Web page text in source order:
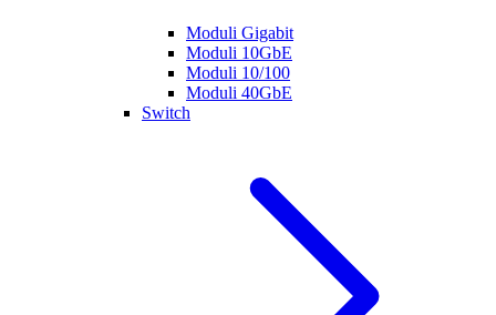
Moduli Gigabit
Moduli 10GbE
Moduli 10/100
Moduli 40GbE
Switch